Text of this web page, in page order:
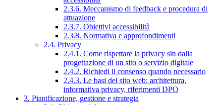
2.3.6. Meccanismo di feedback e procedura di
attuazione
2.3.7. Obiettivi accessibilità
2.3.8. Normativa e approfondimenti
2.4. Privacy
2.4.1. Come rispettare la privacy sin dalla
progettazione di un sito o servizio digitale
2.4.2. Richiedi il consenso quando necessario
2.4.3. Le basi del sito web: architettura,
informativa privacy, riferimenti DPO
3. Pianificazione, gestione e strategia